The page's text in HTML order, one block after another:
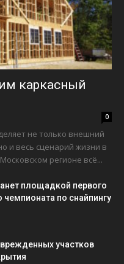
каркасный
0
не только внешний
и весь сценарий жизни в
регионе всё...
площадкой первого
чемпионата по снайпингу
участков